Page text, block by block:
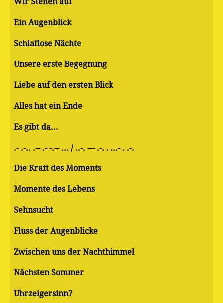
Ein Augenblick
Schlaflose Nächte
Unsere erste Begegnung
Liebe auf den ersten Blick
Alles hat ein Ende
Es gibt da...
.- .-.. .-- .- -.-- ... / ..-. --- .-. . ...- . .-.
Die Kraft des Moments
Momente des Lebens
Sehnsucht
Fluss der Augenblicke
Zwischen uns der Nachthimmel
Nächsten Sommer
Uhrzeigersinn?